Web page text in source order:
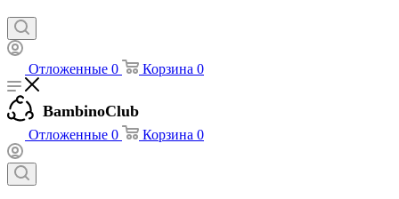
Отложенные 0 Корзина 0
BambinoClub
Отложенные 0 Корзина 0